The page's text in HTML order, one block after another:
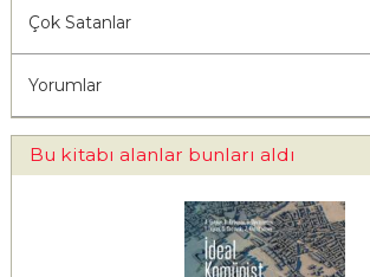
Çok Satanlar
Yorumlar
Bu kitabı alanlar bunları aldı